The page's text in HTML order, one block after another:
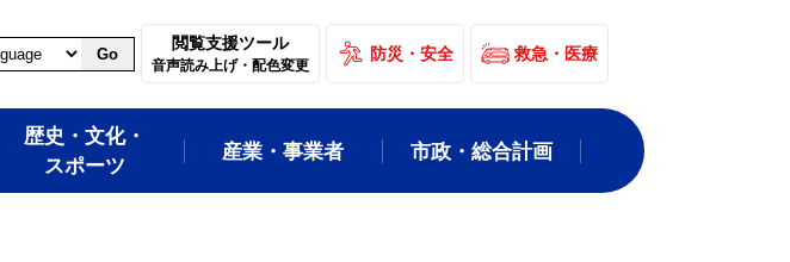
Go
閲覧支援ツール
音声読み上げ・配色変更
防災・安全 救急・医療
歴史・文化・
スポーツ
産業・事業者 市政・総合計画